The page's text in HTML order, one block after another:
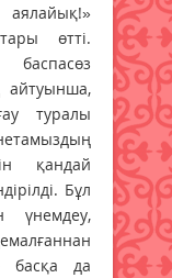
аялайық!»
өтті.
баспасөз
туралы
қандай
Бұл
үнемдеу,
басқа да